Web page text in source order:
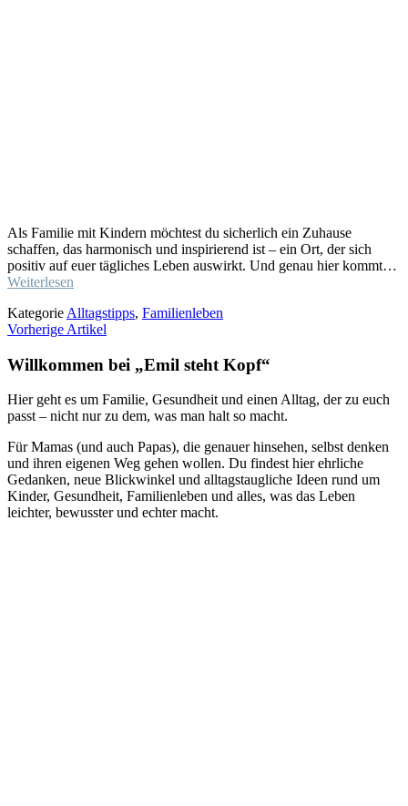
Als Familie mit Kindern möchtest du sicherlich ein Zuhause
schaffen, das harmonisch und inspirierend ist – ein Ort, der sich
positiv auf euer tägliches Leben auswirkt. Und genau hier kommt…
Weiterlesen
Kategorie Alltagstipps, Familienleben
Vorherige Artikel
Willkommen bei „Emil steht Kopf“
Hier geht es um Familie, Gesundheit und einen Alltag, der zu euch
passt – nicht nur zu dem, was man halt so macht.
Für Mamas (und auch Papas), die genauer hinsehen, selbst denken
und ihren eigenen Weg gehen wollen. Du findest hier ehrliche
Gedanken, neue Blickwinkel und alltagstaugliche Ideen rund um
Kinder, Gesundheit, Familienleben und alles, was das Leben
leichter, bewusster und echter macht.